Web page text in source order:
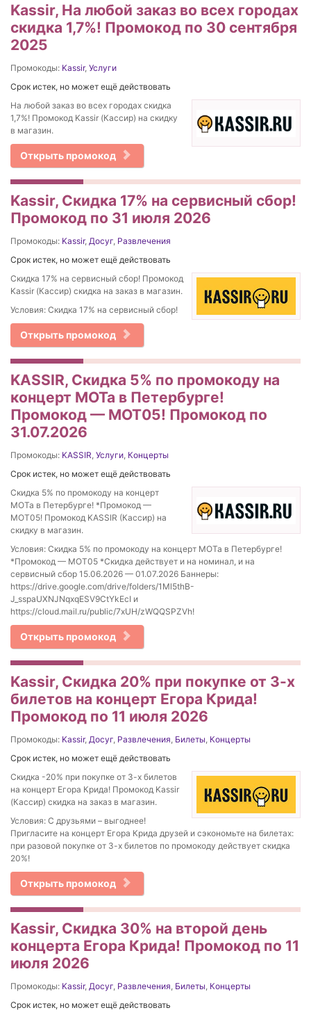
Kassir, На любой заказ во всех городах
скидка 1,7%! Промокод по 30 сентября
2025
Промокоды: Kassir, Услуги
Срок истек, но может ещё действовать
На любой заказ во всех городах скидка
1,7%! Промокод Kassir (Кассир) на скидку
в магазин.
Открыть промокод
Kassir, Скидка 17% на сервисный сбор!
Промокод по 31 июля 2026
Промокоды: Kassir, Досуг Развлечения
Срок истек, но может ещё действовать
Скидка 17% на сервисный сбор! Промокод
Kassir (Кассир) скидка на заказ в магазин.
Условия: Скидка 17% на сервисный сбор!
Открыть промокод
KASSIR, Скидка 5% по промокоду на
концерт МОТа в Петербурге!
Промокод — МОТ05! Промокод по
31.07.2026
Промокоды: KASSIR Услуги Концерты
Срок истек, но может ещё действовать
Скидка 5% по промокоду на концерт
МОТа в Петербурге! *Промокод —
МОТ05! Промокод KASSIR (Кассир) на
скидку в магазин.
Условия: Скидка 5% по промокоду на концерт МОТа в Петербурге!
*Промокод — МОТ05 *Скидка действует и на номинал, и на
сервисный сбор 15.06.2026 — 01.07.2026 Баннеры:
https://drive.google.com/drive/folders/1Ml5thB-
J_sspaUXNJNqxqESV9CtYkEcI и
https://cloud.mail.ru/public/7xUH/zWQQSPZVh!
Открыть промокод
Kassir, Скидка 20% при покупке от 3-х
билетов на концерт Егора Крида!
Промокод по 11 июля 2026
Промокоды: Kassir, Досуг Развлечения Билеты Концерты
Срок истек, но может ещё действовать
Скидка -20% при покупке от 3-х билетов
на концерт Егора Крида! Промокод Kassir
(Кассир) скидка на заказ в магазин.
Условия: С друзьями – выгоднее!
Пригласите на концерт Егора Крида друзей и сэкономьте на билетах:
при разовой покупке от 3-х билетов по промокоду действует скидка
20%!
Открыть промокод
Kassir, Скидка 30% на второй день
концерта Егора Крида! Промокод по 11
июля 2026
Промокоды: Kassir, Досуг Развлечения Билеты Концерты
Срок истек, но может ещё действовать